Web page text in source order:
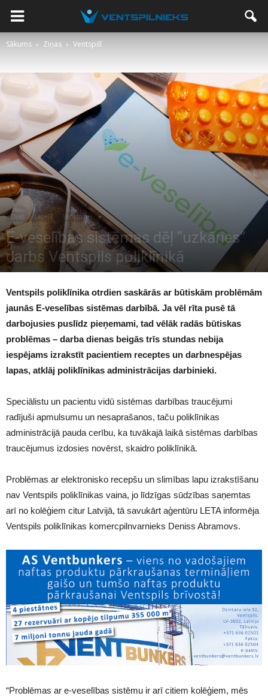
Sākums Ziņas Ventspilī
Ziņas Latvijā Ventspilī
E-veselības sistēmas dēļ “uzkāries”
darbs Ventspils poliklīnikā
1795
Ventspils poliklīnika otrdien saskārās ar būtiskām problēmām
jaunās E-veselības sistēmas darbībā. Ja vēl rīta pusē tā
darbojusies puslīdz pieņemami, tad vēlāk radās būtiskas
problēmas – darba dienas beigās trīs stundas nebija
iespējams izrakstīt pacientiem receptes un darbnespējas
lapas, atklāj poliklīnikas administrācijas darbinieki.
Speciālistu un pacientu vidū sistēmas darbības traucējumi
radījuši apmulsumu un nesaprašanos, taču poliklīnikas
administrācijā pauda cerību, ka tuvākajā laikā sistēmas darbības
traucējumus izdosies novērst, skaidro poliklīnikā.
Problēmas ar elektronisko recepšu un slimības lapu izrakstīšanu
nav Ventspils poliklīnikas vaina, jo līdzīgas sūdzības saņemtas
arī no kolēģiem citur Latvijā, tā savukārt aģentūru LETA informēja
Ventspils poliklīnikas komercpilnvarnieks Deniss Abramovs.
“Problēmas ar e-veselības sistēmu ir arī citiem kolēģiem, mēs